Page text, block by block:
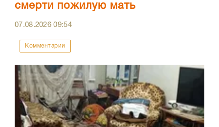
смерти пожилую мать
07.08.202609:54
Комментарии